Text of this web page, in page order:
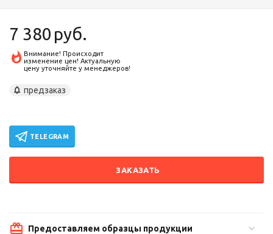
7 380 руб.
Внимание! Происходит
изменение цен! Актуальную
цену уточняйте у менеджеров!
предзаказ
TELEGRAM
ЗАКАЗАТЬ
Предоставляем образцы продукции